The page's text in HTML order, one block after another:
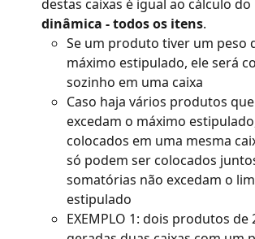
destas caixas é igual ao cálculo
dinâmica - todos os itens.
Se um produto tiver um peso
máximo estipulado, ele será
sozinho em uma caixa
Caso haja vários produtos
excedam o máximo
colocados em uma mesma
só podem ser colocados
somatórias não excedam o
estipulado
EXEMPLO 1: dois produtos